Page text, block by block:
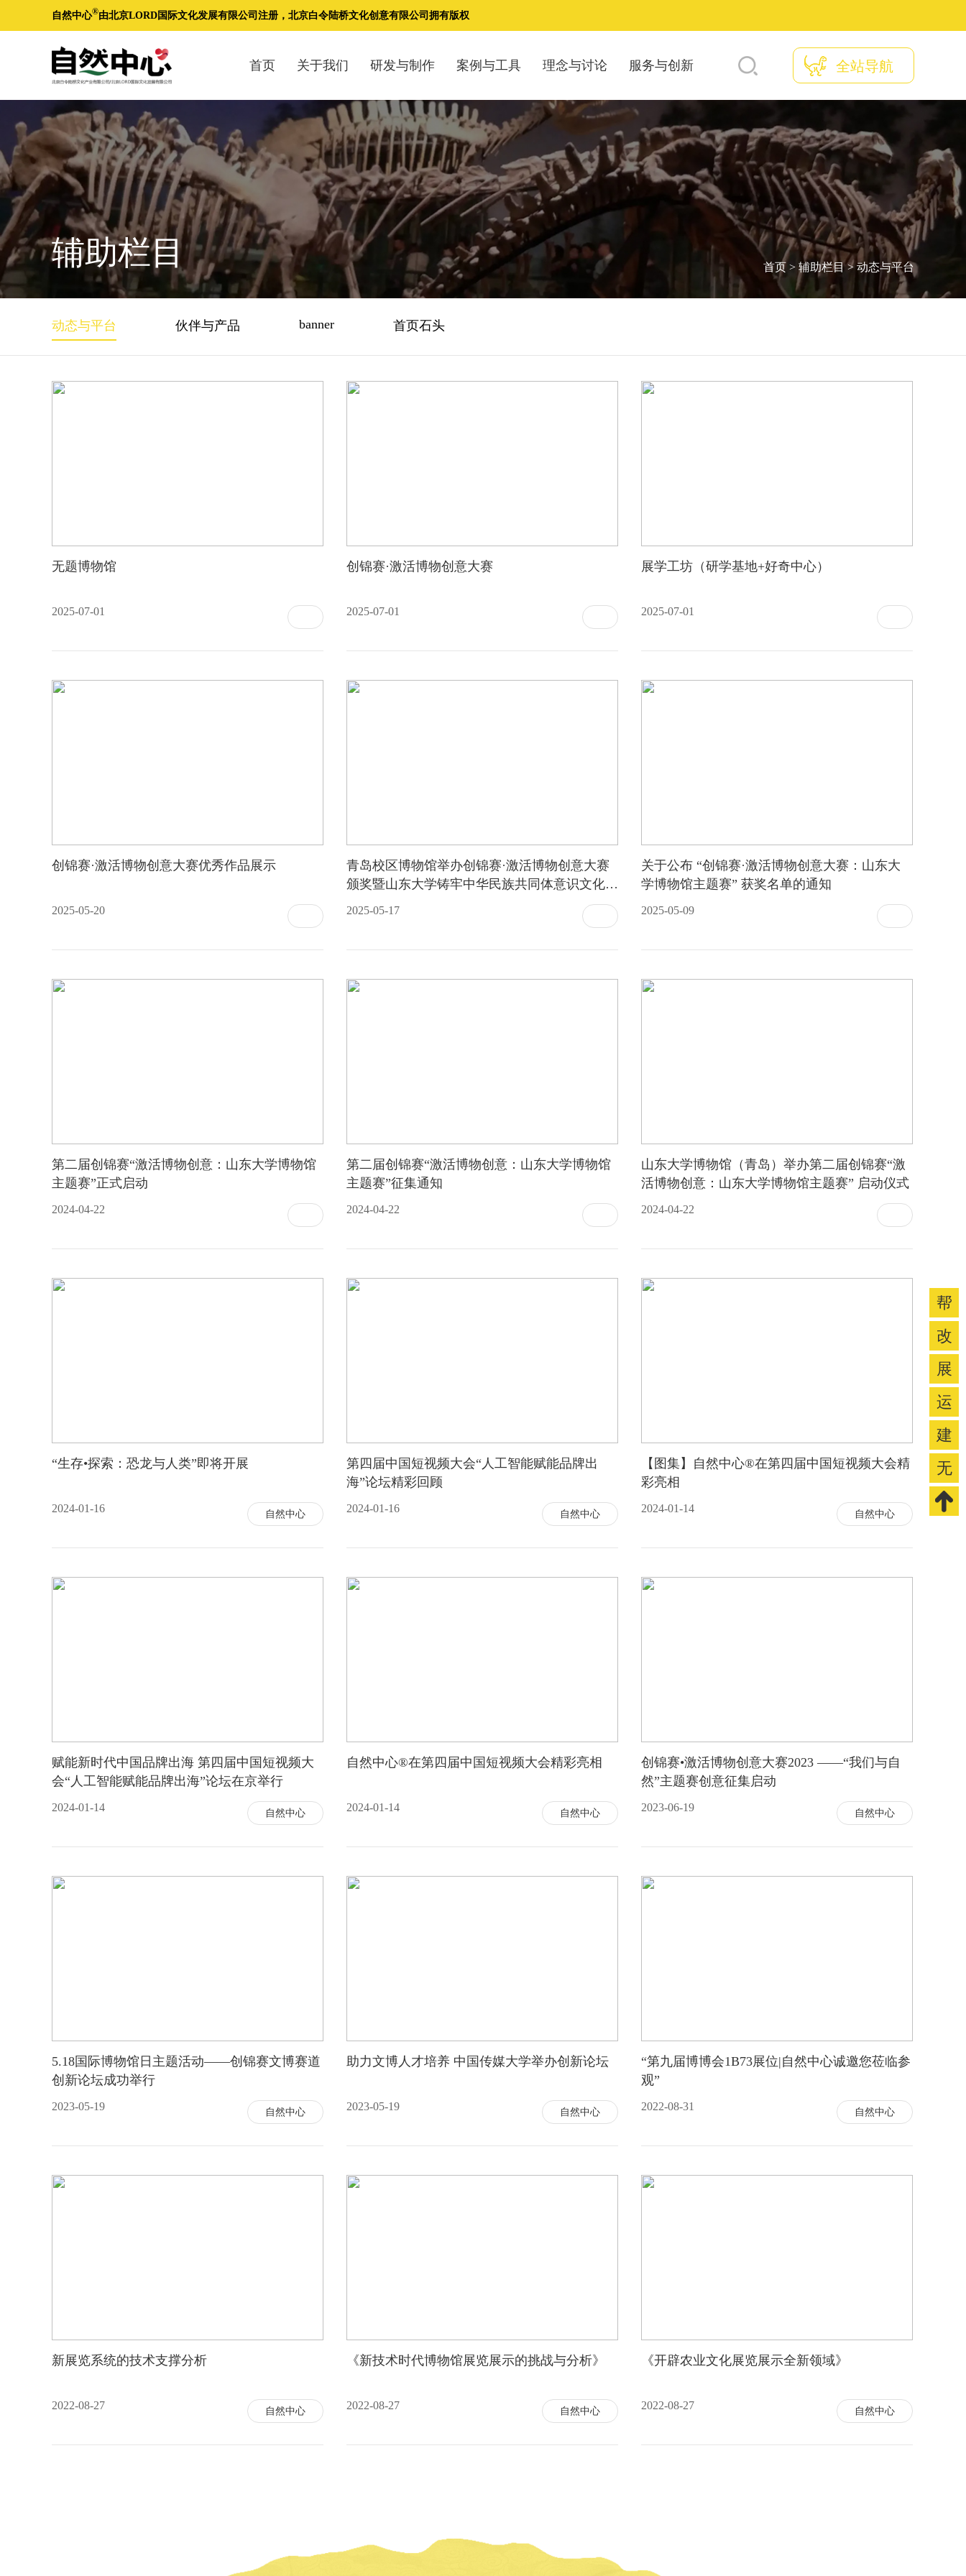
自然中心®由北京LORD国际文化发展有限公司注册，北京白令陆桥文化创意有限公司拥有版权
首页 关于我们 研发与制作 案例与工具 理念与讨论 服务与创新 全站导航
辅助栏目 首页 > 辅助栏目>动态与平台
动态与平台 伙伴与产品 banner 首页石头
无题博物馆
2025-07-01
创锦赛·激活博物创意大赛
2025-07-01
展学工坊（研学基地+好奇中心）
2025-07-01
创锦赛·激活博物创意大赛优秀作品展示
2025-05-20
青岛校区博物馆举办创锦赛·激活博物创意大赛
颁奖暨山东大学铸牢中华民族共同体意识文化传
2025-05-17
关于公布 “创锦赛·激活博物创意大赛：山东大
学博物馆主题赛” 获奖名单的通知
2025-05-09
第二届创锦赛“激活博物创意：山东大学博物馆
主题赛”正式启动
2024-04-22
第二届创锦赛“激活博物创意：山东大学博物馆
主题赛”征集通知
2024-04-22
山东大学博物馆（青岛）举办第二届创锦赛“激
活博物创意：山东大学博物馆主题赛” 启动仪式
2024-04-22
“生存•探索：恐龙与人类”即将开展
2024-01-16 自然中心
第四届中国短视频大会“人工智能赋能品牌出
海”论坛精彩回顾
2024-01-16 自然中心
【图集】自然中心®在第四届中国短视频大会精
彩亮相
2024-01-14 自然中心
赋能新时代中国品牌出海 第四届中国短视频大
会“人工智能赋能品牌出海”论坛在京举行
2024-01-14 自然中心
自然中心®在第四届中国短视频大会精彩亮相
2024-01-14 自然中心
创锦赛•激活博物创意大赛2023 ——“我们与自
然”主题赛创意征集启动
2023-06-19 自然中心
5.18国际博物馆日主题活动——创锦赛文博赛道
创新论坛成功举行
2023-05-19 自然中心
助力文博人才培养 中国传媒大学举办创新论坛
2023-05-19 自然中心
“第九届博博会1B73展位|自然中心诚邀您莅临参
观”
2022-08-31 自然中心
新展览系统的技术支撑分析
2022-08-27 自然中心
《新技术时代博物馆展览展示的挑战与分析》
2022-08-27 自然中心
《开辟农业文化展览展示全新领域》
2022-08-27 自然中心
帮
改
展
运
建
无